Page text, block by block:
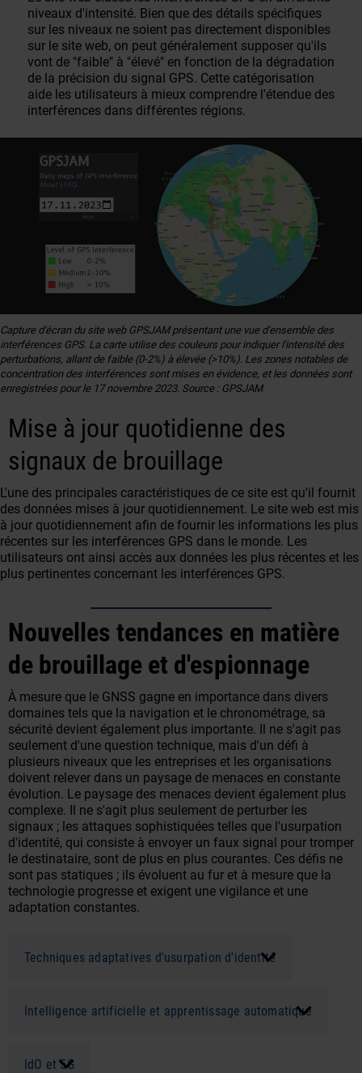
niveaux d'intensité. Bien que des détails spécifiques
sur les niveaux ne soient pas directement disponibles
sur le site web, on peut généralement supposer qu'ils
vont de "faible" à "élevé" en fonction de la dégradation
de la précision du signal GPS. Cette catégorisation
aide les utilisateurs à mieux comprendre l'étendue des
interférences dans différentes régions.
Capture d'écran du site web GPSJAM présentant une vue d'ensemble des
interférences GPS. La carte utilise des couleurs pour indiquer l'intensité des
perturbations, allant de faible (0-2%) à élevée (>10%). Les zones notables de
concentration des interférences sont mises en évidence, et les données sont
enregistrées pour le 17 novembre 2023. Source : GPSJAM
Mise à jour quotidienne des
signaux de brouillage
L'une des principales caractéristiques de ce site est qu'il fournit
des données mises à jour quotidiennement. Le site web est mis
à jour quotidiennement afin de fournir les informations les plus
récentes sur les interférences GPS dans le monde. Les
utilisateurs ont ainsi accès aux données les plus récentes et les
plus pertinentes concernant les interférences GPS.
Nouvelles tendances en matière
de brouillage et d'espionnage
À mesure que le GNSS gagne en importance dans divers
domaines tels que la navigation et le chronométrage, sa
sécurité devient également plus importante. Il ne s'agit pas
seulement d'une question technique, mais d'un défi à
plusieurs niveaux que les entreprises et les organisations
doivent relever dans un paysage de menaces en constante
évolution. Le paysage des menaces devient également plus
complexe. Il ne s'agit plus seulement de perturber les
signaux ; les attaques sophistiquées telles que l'usurpation
d'identité, qui consiste à envoyer un faux signal pour tromper
le destinataire, sont de plus en plus courantes. Ces défis ne
sont pas statiques ; ils évoluent au fur et à mesure que la
technologie progresse et exigent une vigilance et une
adaptation constantes.
Techniques adaptatives d'usurpation d'identité
Intelligence artificielle et apprentissage automatique
IdO et 5G